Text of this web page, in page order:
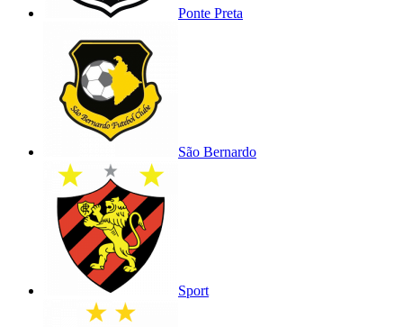
Ponte Preta
São Bernardo
Sport